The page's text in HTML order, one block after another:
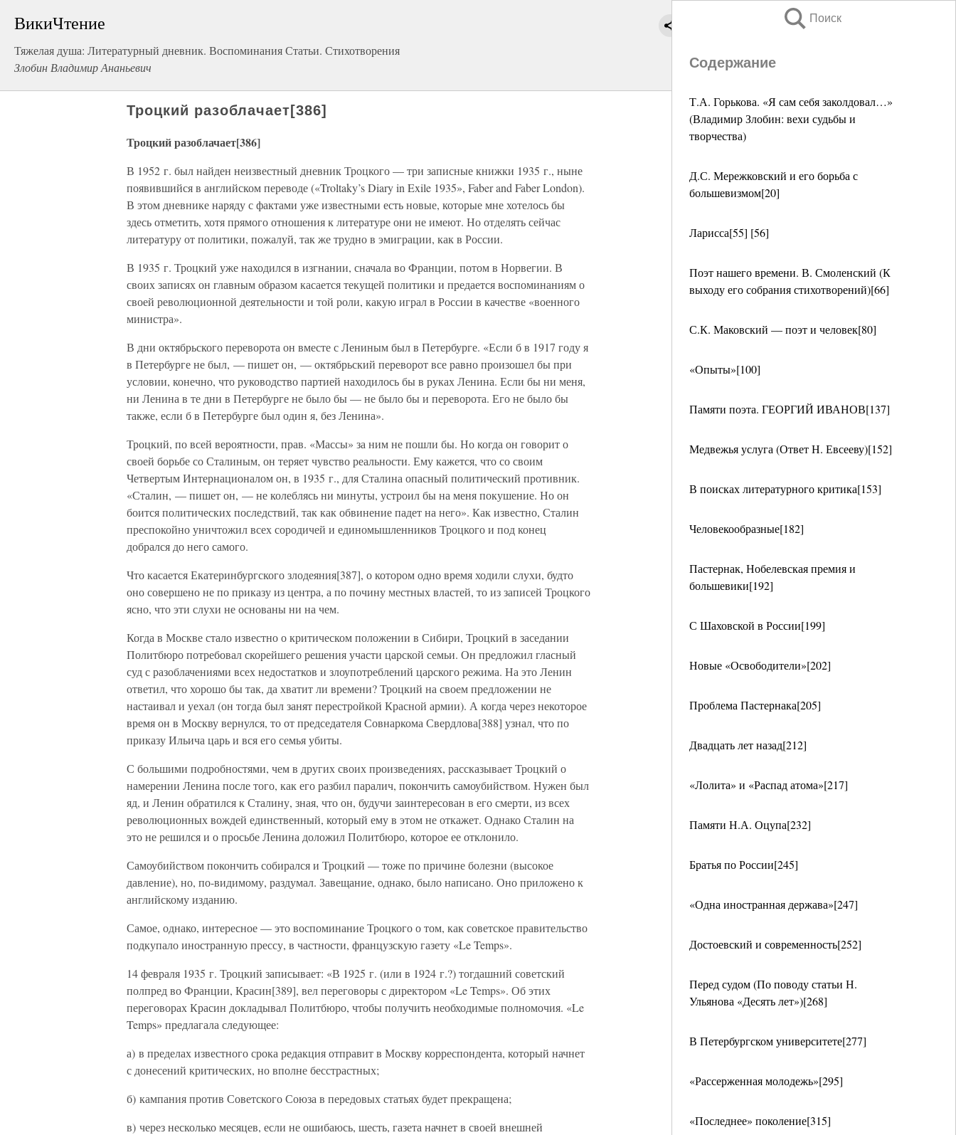
ВикиЧтение
Тяжелая душа: Литературный дневник. Воспоминания Статьи. Стихотворения
Злобин Владимир Ананьевич
Поиск
Содержание
Т.А. Горькова. «Я сам себя заколдовал…»
(Владимир Злобин: вехи судьбы и
творчества)
Д.С. Мережковский и его борьба с
большевизмом[20]
Ларисса[55] [56]
Поэт нашего времени. В. Смоленский (К
выходу его собрания стихотворений)[66]
С.К. Маковский — поэт и человек[80]
«Опыты»[100]
Памяти поэта. ГЕОРГИЙ ИВАНОВ[137]
Медвежья услуга (Ответ Н. Евсееву)[152]
В поисках литературного критика[153]
Человекообразные[182]
Пастернак, Нобелевская премия и
большевики[192]
С Шаховской в России[199]
Новые «Освободители»[202]
Проблема Пастернака[205]
Двадцать лет назад[212]
«Лолита» и «Распад атома»[217]
Памяти Н.А. Оцупа[232]
Братья по России[245]
«Одна иностранная держава»[247]
Достоевский и современность[252]
Перед судом (По поводу статьи Н.
Ульянова «Десять лет»)[268]
В Петербургском университете[277]
«Рассерженная молодежь»[295]
«Последнее» поколение[315]
Троцкий разоблачает[386]
Троцкий разоблачает[386]
В 1952 г. был найден неизвестный дневник Троцкого — три записные книжки 1935 г., ныне
появившийся в английском переводе («Troltaky’s Diary in Exile 1935», Faber and Faber London).
В этом дневнике наряду с фактами уже известными есть новые, которые мне хотелось бы
здесь отметить, хотя прямого отношения к литературе они не имеют. Но отделять сейчас
литературу от политики, пожалуй, так же трудно в эмиграции, как в России.
В 1935 г. Троцкий уже находился в изгнании, сначала во Франции, потом в Норвегии. В
своих записях он главным образом касается текущей политики и предается воспоминаниям о
своей революционной деятельности и той роли, какую играл в России в качестве «военного
министра».
В дни октябрьского переворота он вместе с Лениным был в Петербурге. «Если б в 1917 году я
в Петербурге не был, — пишет он, — октябрьский переворот все равно произошел бы при
условии, конечно, что руководство партией находилось бы в руках Ленина. Если бы ни меня,
ни Ленина в те дни в Петербурге не было бы — не было бы и переворота. Его не было бы
также, если б в Петербурге был один я, без Ленина».
Троцкий, по всей вероятности, прав. «Массы» за ним не пошли бы. Но когда он говорит о
своей борьбе со Сталиным, он теряет чувство реальности. Ему кажется, что со своим
Четвертым Интернационалом он, в 1935 г., для Сталина опасный политический противник.
«Сталин, — пишет он, — не колеблясь ни минуты, устроил бы на меня покушение. Но он
боится политических последствий, так как обвинение падет на него». Как известно, Сталин
преспокойно уничтожил всех сородичей и единомышленников Троцкого и под конец
добрался до него самого.
Что касается Екатеринбургского злодеяния[387], о котором одно время ходили слухи, будто
оно совершено не по приказу из центра, а по почину местных властей, то из записей Троцкого
ясно, что эти слухи не основаны ни на чем.
Когда в Москве стало известно о критическом положении в Сибири, Троцкий в заседании
Политбюро потребовал скорейшего решения участи царской семьи. Он предложил гласный
суд с разоблачениями всех недостатков и злоупотреблений царского режима. На это Ленин
ответил, что хорошо бы так, да хватит ли времени? Троцкий на своем предложении не
настаивал и уехал (он тогда был занят перестройкой Красной армии). А когда через некоторое
время он в Москву вернулся, то от председателя Совнаркома Свердлова[388] узнал, что по
приказу Ильича царь и вся его семья убиты.
С большими подробностями, чем в других своих произведениях, рассказывает Троцкий о
намерении Ленина после того, как его разбил паралич, покончить самоубийством. Нужен был
яд, и Ленин обратился к Сталину, зная, что он, будучи заинтересован в его смерти, из всех
революционных вождей единственный, который ему в этом не откажет. Однако Сталин на
это не решился и о просьбе Ленина доложил Политбюро, которое ее отклонило.
Самоубийством покончить собирался и Троцкий — тоже по причине болезни (высокое
давление), но, по-видимому, раздумал. Завещание, однако, было написано. Оно приложено к
английскому изданию.
Самое, однако, интересное — это воспоминание Троцкого о том, как советское правительство
подкупало иностранную прессу, в частности, французскую газету «Le Temps».
14 февраля 1935 г. Троцкий записывает: «В 1925 г. (или в 1924 г.?) тогдашний советский
полпред во Франции, Красин[389], вел переговоры с директором «Le Temps». Об этих
переговорах Красин докладывал Политбюро, чтобы получить необходимые полномочия. «Le
Temps» предлагала следующее:
а) в пределах известного срока редакция отправит в Москву корреспондента, который начнет
с донесений критических, но вполне бесстрастных;
б) кампания против Советского Союза в передовых статьях будет прекращена;
в) через несколько месяцев, если не ошибаюсь, шесть, газета начнет в своей внешней